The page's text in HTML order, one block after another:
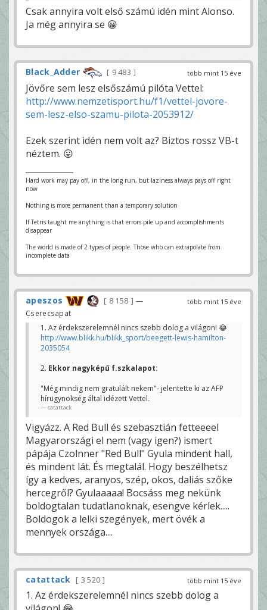
Csak annyira volt első számú idén mint Alonso.
Ja még annyira se 😀
több mint 15 éve
Black_Adder 9 483
Jövőre sem lesz elsőszámú pilóta Vettel:
http://www.nemzetisport.hu/f1/vettel-jovore-
sem-lesz-elso-szamu-pilota-2053912/
Ezek szerint idén nem volt az? Biztos rossz VB-t
néztem. 😛
Hard work may pay off, in the long run, but laziness always pays off right
now
Nothing is more permanent than a temporary solution
If Tetris taught me anything is that errors pile up and accomplishments
disappear
The world is made of 2 types of people. Those who can extrapolate from
incomplete data
több mint 15 éve
apeszos 8 158
—
Cserecsapat
1. Az érdekszerelemnél nincs szebb dolog a világon! 😂
http://www.blikk.hu/blikk_sport/beegett-lewis-hamilton-
2035054
2. Ekkor nagyképű f.szkalapot:
"Még mindig nem gratulált nekem"- jelentette ki az AFP
hírügynökség által idézett Vettel.
catattack
Vigyázz. A Red Bull és szebasztián fetteeeel
Magyarországi el nem (vagy igen?) ismert
pápája Czolnner "Red Bull" Gyula mindent hall,
és mindent lát. És megtalál. Hogy beszélhetsz
így a kedves, aranyos, szép, okos, daliás szőke
hercegről? Gyulaaaaa! Bocsáss meg nekünk
boldogtalan tudatlanoknak, esengve kérlek.....
Boldogok a lelki szegények, mert övék a
mennyek országa....
több mint 15 éve
catattack 3 520
1. Az érdekszerelemnél nincs szebb dolog a